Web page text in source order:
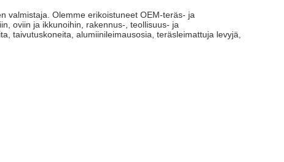
valmistaja. Olemme erikoistuneet OEM-teräs- ja
oviin ja ikkunoihin, rakennus-, teollisuus- ja
taivutuskoneita, alumiinileimausosia, teräsleimattuja levyjä,